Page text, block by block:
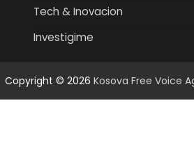
Tech & Inovacion
Investigime